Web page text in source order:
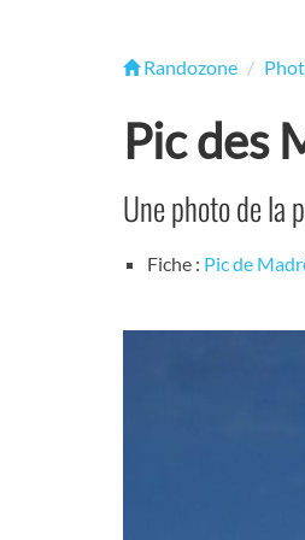
Randozone
Pic des
Une photo de la
Fiche : Pic de